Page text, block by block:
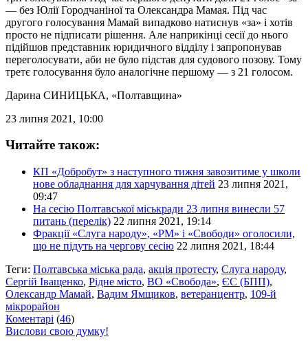
— без Юлії Городчаніної та Олександра Мамая. Під час
другого голосування Мамай випадково натиснув «за» і хотів
просто не підписати рішення. Але наприкінці сесії до нього
підійшов представник юридичного відділу і запропонував
переголосувати, аби не було підстав для судового позову. Тому
третє голосування було аналогічне першому — з 21 голосом.
Дарина СИНИЦЬКА, «Полтавщина»
23 липня 2021, 10:00
Читайте також:
КП «Добробут» з наступного тижня завозитиме у школи
нове обладнання для харчування дітей 23 липня 2021,
09:47
На сесію Полтавської міськради 23 липня винесли 57
питань (перелік) 22 липня 2021, 19:14
Фракції «Слуга народу», «РМ» і «Свободи» оголосили,
що не підуть на чергову сесію 22 липня 2021, 18:44
Теги: Полтавська міська рада, акція протесту, Слуга народу,
Сергій Іващенко, Рідне місто, ВО «Свобода», ЄС (БПП),
Олександр Мамай, Вадим Ямщиков, ветеранцентр, 109-й
мікрорайон
Коментарі (46)
Вислови свою думку!